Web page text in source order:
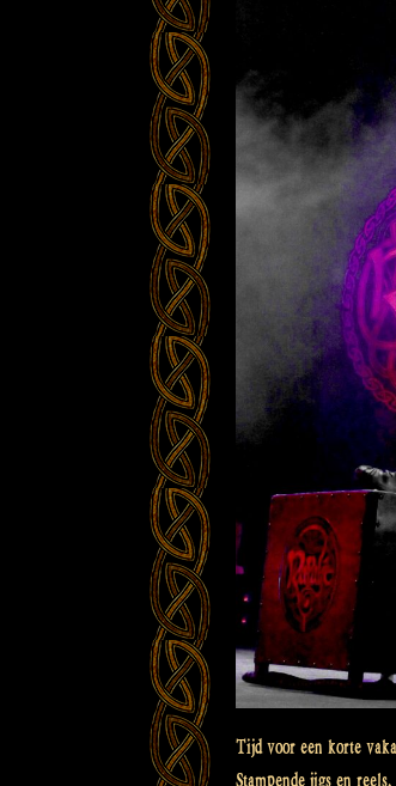
Tijd voor een korte
Stampende jigs en